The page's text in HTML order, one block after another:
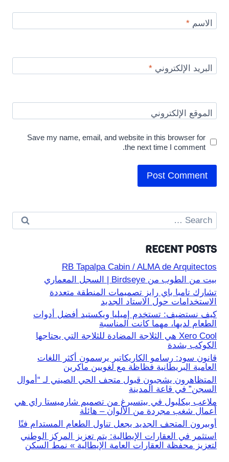
الاسم*
البريد الإلكتروني*
الموقع الإلكتروني
Save my name, email, and website in this browser for
the next time I comment.
Search
for:
RECENT POSTS
RB Tapalpa Cabin / ALMA de Arquitectos
بيت من الطوب من Birdseye | السجل المعماري
تشارك تامبا باي رايز تصميمات المنطقة متعددة
الاستخدامات حول الاستاد الجديد
كيف نستضيف: تستخدم إميليا ويكستيد أفضل أدوات
الطعام لديها، مهما كانت المناسبة
Xero Cool هي الثلاجة المضادة للثلاجة التي يحتاجها
الكوكب بشدة
قانون سود: رسامو الكاريكاتير يرسمون أكثر اللغات
العامية البريطانية فظاظة مع لغويين ماكرين
المتظاهرون يشجبون قبول متحف الحي الصيني لـ “أموال
السجن” في قاعة المدينة
ملاعب بيكلبول في بيتسبرغ من تصميم شارميستا راي هي
أعمال شغب مجردة من الألوان – هائلة
أوبيرون المتحف الجديد يجعل تناول الطعام المستدام فنًا
استثمر في العقارات الإيطالية: يتم تعزيز المركز الوطني
لتعزيز محفظة العقارات العامة الإيطالية » نمط السكن